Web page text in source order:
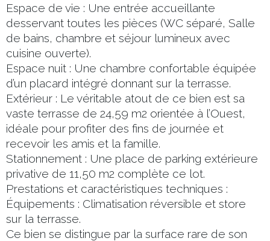
Espace de vie : Une entrée accueillante
desservant toutes les pièces (WC séparé, Salle
de bains, chambre et séjour lumineux avec
cuisine ouverte).
Espace nuit : Une chambre confortable équipée
d’un placard intégré donnant sur la terrasse.
Extérieur : Le véritable atout de ce bien est sa
vaste terrasse de 24,59 m2 orientée à l’Ouest,
idéale pour profiter des fins de journée et
recevoir les amis et la famille.
Stationnement : Une place de parking extérieure
privative de 11,50 m2 complète ce lot.
Prestations et caractéristiques techniques :
Équipements : Climatisation réversible et store
sur la terrasse.
Ce bien se distingue par la surface rare de son